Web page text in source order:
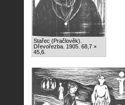
Stařec (Pračlověk).
Dřevořezba. 1905. 68,7 ×
45,6.